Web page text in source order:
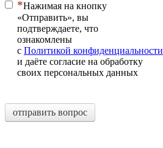
Нажимая на кнопку
«Отправить», вы
подтверждаете, что
ознакомлены
с Политикой конфиденциальности
и даёте согласие на обработку
своих персональных данных
отправить вопрос